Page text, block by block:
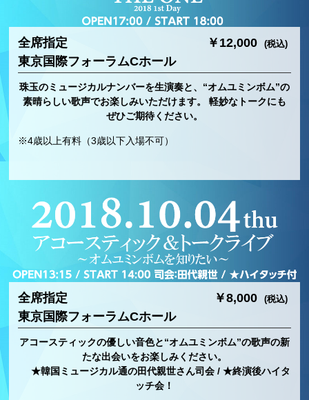
全席指定
東京国際フォーラムCホール
￥12,000 (税込)
珠玉のミュージカルナンバーを生演奏と、“オムユミンボム”の
素晴らしい歌声でお楽しみいただけます。 軽妙なトークにも
ぜひご期待ください。
※4歳以上有料（3歳以下入場不可）
全席指定
東京国際フォーラムCホール
￥8,000 (税込)
アコースティックの優しい音色と“オムユミンボム”の歌声の新
たな出会いをお楽しみください。
★韓国ミュージカル通の田代親世さん司会 / ★終演後ハイタ
ッチ会！